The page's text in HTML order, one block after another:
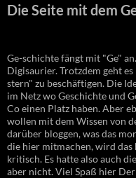
Die Seite mit dem
Ge-schichte fängt mit "Ge"
Digisaurier. Trotzdem geht
stern" zu beschäftigen. Die
im Netz wo Geschichte und
Co einen Platz haben. Aber
wollen mit dem Wissen von
darüber bloggen, was das
die hier mitmachen, wird
kritisch. Es hatte also auch
aber nicht. Viel Spaß hier